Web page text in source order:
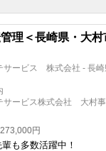
理＜長崎県・大村
サービス 株式会社 - 長崎
サービス株式会社 大村
円
も多数活躍中！